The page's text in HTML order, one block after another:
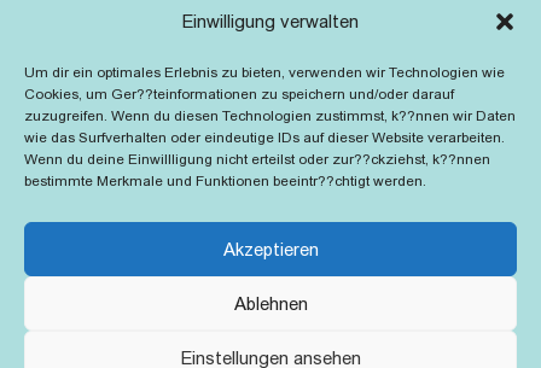
Einwilligung verwalten
Um dir ein optimales Erlebnis zu bieten, verwenden wir Technologien wie
Cookies, um Ger??teinformationen zu speichern und/oder darauf
zuzugreifen. Wenn du diesen Technologien zustimmst, k??nnen wir Daten
wie das Surfverhalten oder eindeutige IDs auf dieser Website verarbeiten.
Wenn du deine Einwillligung nicht erteilst oder zur??ckziehst, k??nnen
bestimmte Merkmale und Funktionen beeintr??chtigt werden.
Akzeptieren
Ablehnen
Einstellungen ansehen
photographer … Feuer im Fjord … The Song of the
Grubenlampe … Tolstoy … Grün ist die Heide …
Lady Hamilton … Mütter verzaget nicht …
Ruttmann Werbefilme